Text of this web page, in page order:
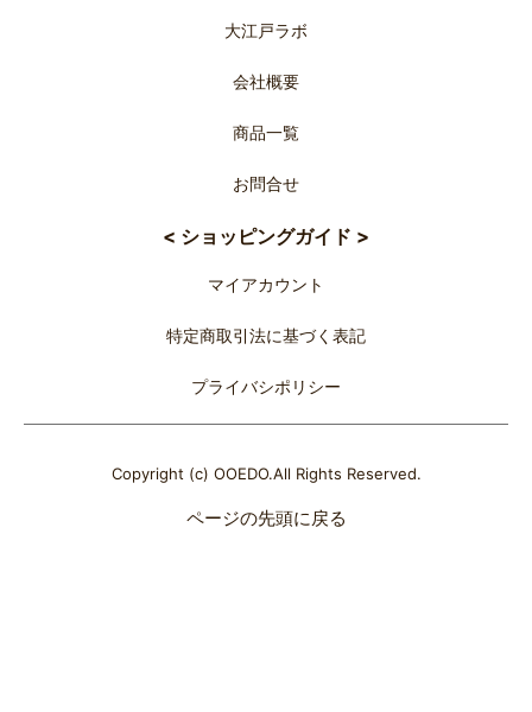
大江戸ラボ
会社概要
商品一覧
お問合せ
< ショッピングガイド >
マイアカウント
特定商取引法に基づく表記
プライバシポリシー
Copyright (c) OOEDO.All Rights Reserved.
ページの先頭に戻る